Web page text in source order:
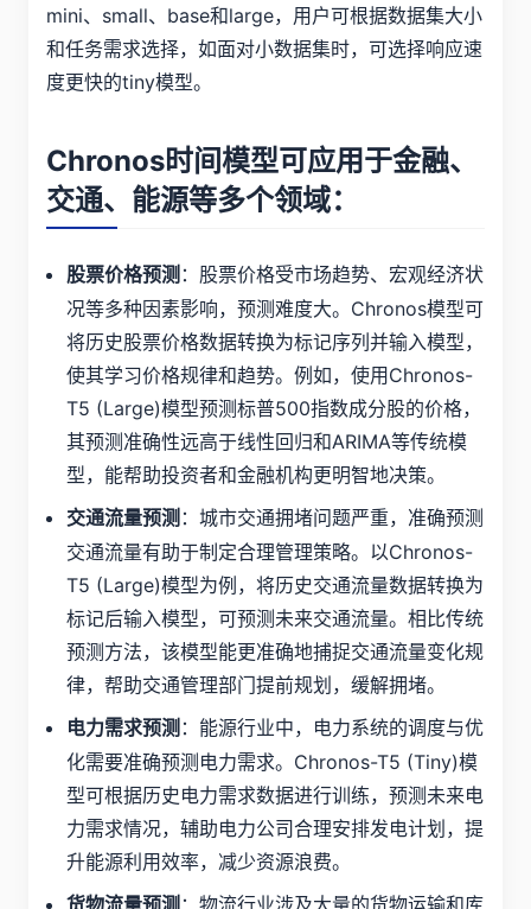
mini、small、base和large，用户可根据数据集大小
和任务需求选择，如面对小数据集时，可选择响应速
度更快的tiny模型。
Chronos时间模型可应用于金融、
交通、能源等多个领域：
股票价格预测 ：股票价格受市场趋势、宏观经济状
况等多种因素影响，预测难度大。Chronos模型可
将历史股票价格数据转换为标记序列并输入模型，
使其学习价格规律和趋势。例如，使用Chronos-
T5 (Large)模型预测标普500指数成分股的价格，
其预测准确性远高于线性回归和ARIMA等传统模
型，能帮助投资者和金融机构更明智地决策。
交通流量预测 ：城市交通拥堵问题严重，准确预测
交通流量有助于制定合理管理策略。以Chronos-
T5 (Large)模型为例，将历史交通流量数据转换为
标记后输入模型，可预测未来交通流量。相比传统
预测方法，该模型能更准确地捕捉交通流量变化规
律，帮助交通管理部门提前规划，缓解拥堵。
电力需求预测 ：能源行业中，电力系统的调度与优
化需要准确预测电力需求。Chronos-T5 (Tiny)模
型可根据历史电力需求数据进行训练，预测未来电
力需求情况，辅助电力公司合理安排发电计划，提
升能源利用效率，减少资源浪费。